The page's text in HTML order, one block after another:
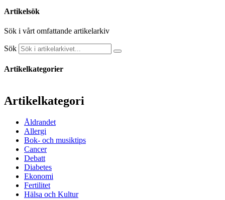
Artikelsök
Sök i vårt omfattande artikelarkiv
Sök
Artikelkategorier
Artikelkategori
Åldrandet
Allergi
Bok- och musiktips
Cancer
Debatt
Diabetes
Ekonomi
Fertilitet
Hälsa och Kultur